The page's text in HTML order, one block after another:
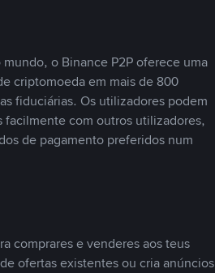
o Binance P2P oferece uma
criptomoeda em mais de 800
fiduciárias. Os utilizadores podem
facilmente com outros utilizadores,
de pagamento preferidos num
comprares e venderes aos teus
ofertas existentes ou cria anúncios